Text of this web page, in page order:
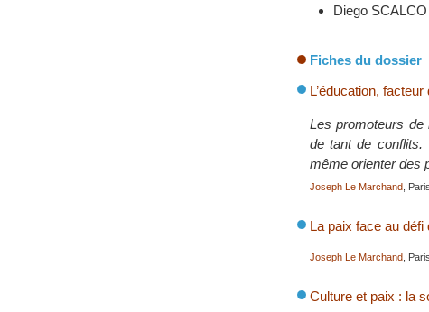
Diego
Fiches du dossier
L’éducation,
Les promoteurs de
de tant de conflits.
même orienter des
Joseph Le Marchand ,
La paix face au défi
Joseph Le Marchand ,
Culture et paix : la